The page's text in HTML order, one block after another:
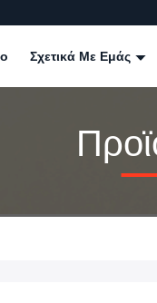
Σχετικά Με Εμάς